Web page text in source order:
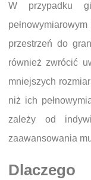
W przypadku
przestrzeń do
również zwrócić
mniejszych
niż ich
zależy od
zaawansowania